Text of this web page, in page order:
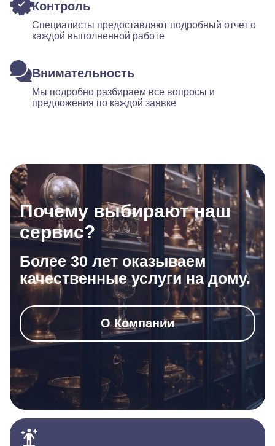
Контроль
Специалисты предоставляют подробный отчет о
каждой выполненной работе
Внимательность
Мы подробно разбираем все вопросы и
предложения по каждой заявке
Почему выбирают наш
сервис?
Более 30 лет оказываем
качественные услуги на дому.
О Компании